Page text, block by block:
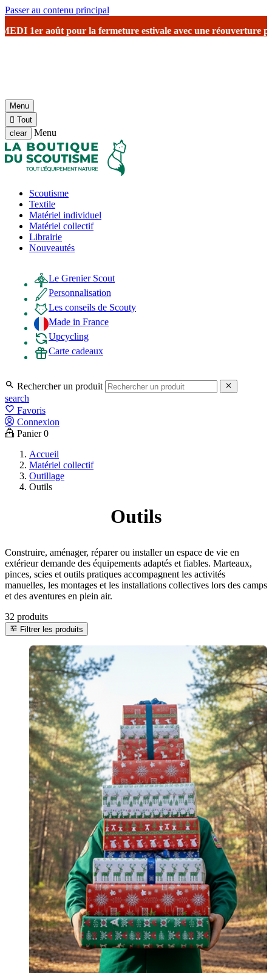
Passer au contenu principal
estivaleavec une réouverture prévu le 17 août avec
Menu
 Tout
clear
Menu
Scoutisme
Textile
Matériel individuel
Matériel collectif
Librairie
Nouveautés
Le Grenier Scout
Personnalisation
Les conseils de Scouty
Made in France
Upcycling
Carte cadeaux
 Rechercher un produit 
search
favorite_border Favoris
Connexion
Panier 0
Accueil
Matériel collectif
Outillage
Outils
Outils
Construire, aménager, réparer ou installer un espace de vie en
extérieur demande des équipements adaptés et fiables. Marteaux,
pinces, scies et outils pratiques accompagnent les activités
manuelles, les montages et les installations collectives lors des camps
et des aventures en plein air.
32 produits
tune Filtrer les produits